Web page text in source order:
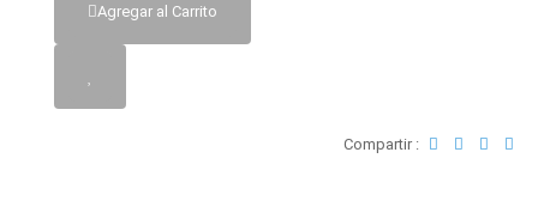
Agregar al Carrito
Compartir :